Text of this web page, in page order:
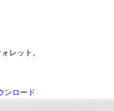
レット。
ンロード